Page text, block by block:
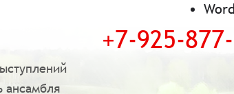
+7-925-
ансамбля